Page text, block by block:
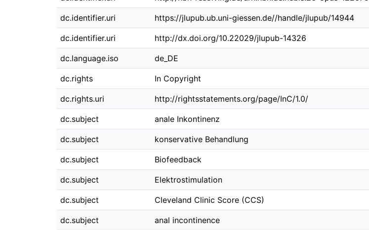
dc.identifier.uri https://jlupub.ub.uni-giessen.de//handle/jlupub/14944
dc.identifier.uri http://dx.doi.org/10.22029/jlupub-14326
dc.language.iso de_DE
dc.rights In Copyright
dc.rights.uri http://rightsstatements.org/page/InC/1.0/
dc.subject anale Inkontinenz
dc.subject konservative Behandlung
dc.subject Biofeedback
dc.subject Elektrostimulation
dc.subject Cleveland Clinic Score (CCS)
dc.subject anal incontinence